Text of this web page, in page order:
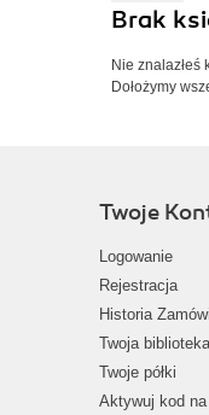
Brak
Nie
Dołożymy
Twoje
Logowanie
Rejestracja
Historia
Twoja biblioteka
Twoje półki
Aktywuj kod